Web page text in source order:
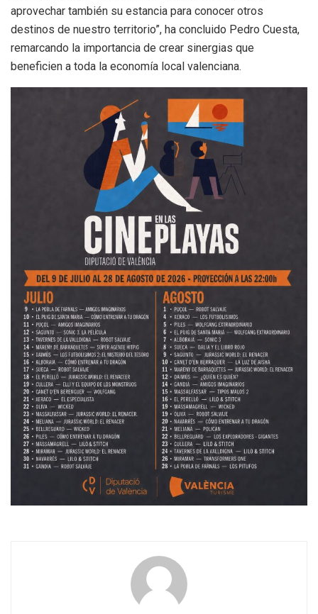
aprovechar también su estancia para conocer otros
destinos de nuestro territorio”, ha concluido Pedro Cuesta,
remarcando la importancia de crear sinergias que
beneficien a toda la economía local valenciana.